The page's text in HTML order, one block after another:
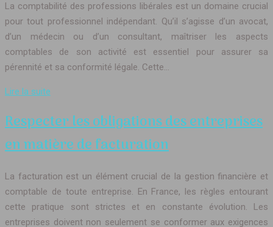
La comptabilité des professions libérales est un domaine crucial
pour tout professionnel indépendant. Qu’il s’agisse d’un avocat,
d’un médecin ou d’un consultant, maîtriser les aspects
comptables de son activité est essentiel pour assurer sa
pérennité et sa conformité légale. Cette…
Lire la suite
Respecter les obligations des entreprises
en matière de facturation
La facturation est un élément crucial de la gestion financière et
comptable de toute entreprise. En France, les règles entourant
cette pratique sont strictes et en constante évolution. Les
entreprises doivent non seulement se conformer aux exigences